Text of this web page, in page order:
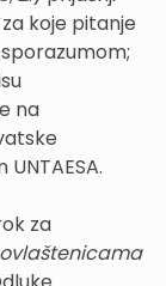
koje pitanje
na
za
ovlaštenicama